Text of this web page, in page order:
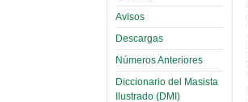
Avisos
Descargas
Números Anteriores
Diccionario del Masista
Ilustrado (DMI)